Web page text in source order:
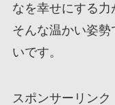
なを幸せにする
そんな温かい姿
いです。
スポンサーリンク